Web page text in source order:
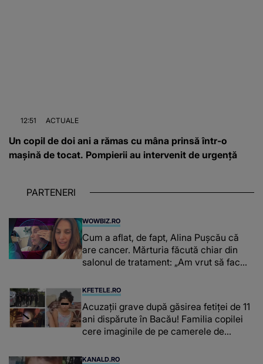
12:51 ACTUALE
Un copil de doi ani a rămas cu mâna prinsă într-o
mașină de tocat. Pompierii au intervenit de urgență
PARTENERI
WOWBIZ.RO
Cum a aflat, de fapt, Alina Pușcău că
are cancer. Mărturia făcută chiar din
salonul de tratament: „Am vrut să fac
înțepe sânul”
KFETELE.RO
Acuzații grave după găsirea fetiței de 11
ani dispărute în Bacău! Familia copilei
cere imaginile de pe camerele de
mea...”
KANALD.RO